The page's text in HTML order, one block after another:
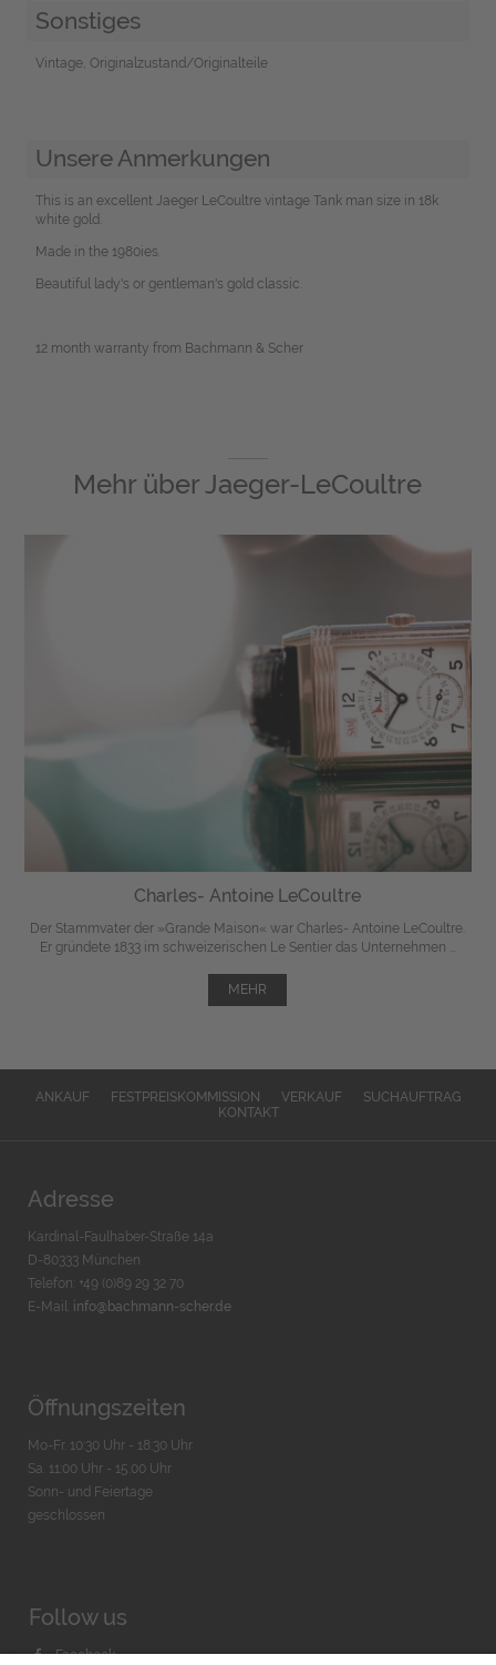
Sonstiges
Vintage, Originalzustand/Originalteile
Unsere Anmerkungen
This is an excellent Jaeger LeCoultre vintage Tank man size in 18k
white gold.
Made in the 1980ies.
Beautiful lady's or gentleman's gold classic.
12 month warranty from Bachmann & Scher
Mehr überJaeger-LeCoultre
Charles- Antoine LeCoultre
Der Stammvater der »Grande Maison« war Charles- Antoine LeCoultre.
Er gründete 1833 im schweizerischen Le Sentier das Unternehmen ...
MEHR
ANKAUF FESTPREISKOMMISSION VERKAUF
SUCHAUFTRAG
KONTAKT
Adresse
Kardinal-Faulhaber-Straße 14a
D-80333 München
Telefon: +49 (0)89 29 32 70
E-Mail: info@bachmann-scher.de
Öffnungszeiten
Mo-Fr. 10:30 Uhr - 18:30 Uhr
Sa. 11:00 Uhr - 15.00 Uhr
Sonn- und Feiertage
geschlossen
Follow us
Facebook